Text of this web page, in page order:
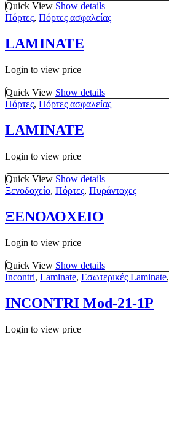
Quick View Show details
Πόρτες, Πόρτες ασφαλείας
LAMINATE
Login to view price
Quick View Show details
Πόρτες, Πόρτες ασφαλείας
LAMINATE
Login to view price
Quick View Show details
Ξενοδοχείο, Πόρτες, Πυράντοχες
ΞΕΝΟΔΟΧΕΙΟ
Login to view price
Quick View Show details
Incontri, Laminate, Εσωτερικές Laminate,
INCONTRI Mod-21-1P
Login to view price